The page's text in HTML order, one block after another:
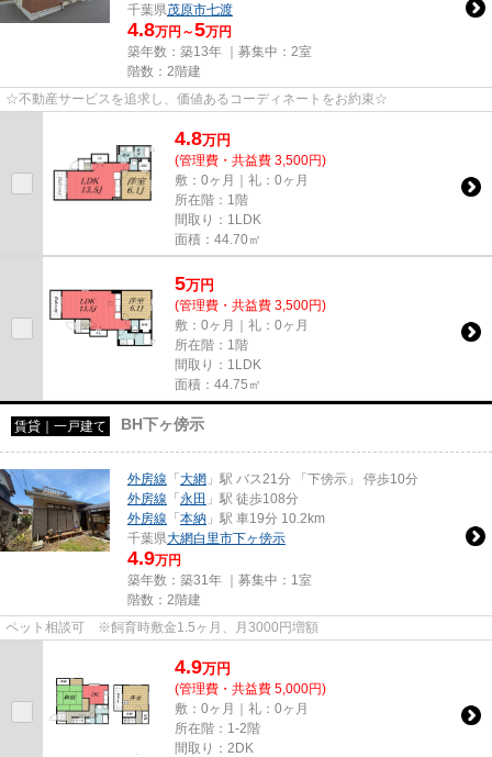
千葉県茂原市七渡
4.8万円～5万円
築年数：築13年 ｜募集中： 2室
階数：2階建
☆不動産サービスを追求し、価値あるコーディネートをお約束☆
4.8万円
(管理費・共益費 3,500円)
敷：0ヶ月｜礼：0ヶ月
所在階：1階
間取り：1LDK
面積：44.70㎡
5万円
(管理費・共益費 3,500円)
敷：0ヶ月｜礼：0ヶ月
所在階：1階
間取り：1LDK
面積：44.75㎡
賃貸｜一戸建て BH下ヶ傍示
外房線 「大網 」駅 バス21分 「下傍示」 停歩10分
外房線 「永田 」駅 徒歩108分
外房線 「本納 」駅 車19分 10.2km
千葉県大網白里市下ヶ傍示
4.9万円
築年数：築31年 ｜募集中： 1室
階数：2階建
ペット相談可 ※飼育時敷金1.5ヶ月、月3000円増額
4.9万円
(管理費・共益費 5,000円)
敷：0ヶ月｜礼：0ヶ月
所在階：1-2階
間取り：2DK